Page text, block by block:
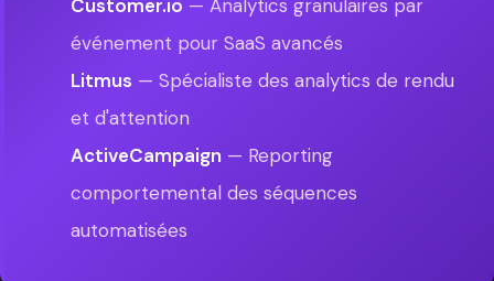
Customer.io — Analytics granulaires par
événement pour SaaS avancés
Litmus — Spécialiste des analytics de rendu
et d'attention
ActiveCampaign — Reporting
comportemental des séquences
automatisées